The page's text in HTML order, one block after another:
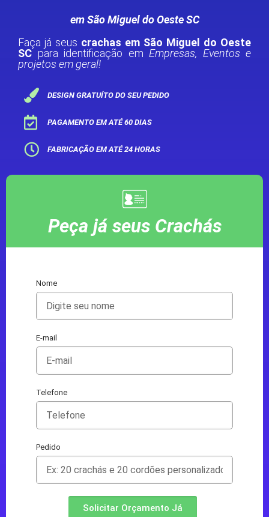
em São Miguel do Oeste SC
Faça já seus crachas em São Miguel do Oeste
SC para identificação em Empresas, Eventos e
projetos em geral!
DESIGN GRATUÍTO DO SEU PEDIDO
PAGAMENTO EM ATÉ 60 DIAS
FABRICAÇÃO EM ATÉ 24 HORAS
Peça já seus Crachás
Nome
E-mail
Telefone
Pedido
Solicitar Orçamento Já